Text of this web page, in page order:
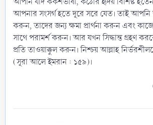
আপনার সংসর্গ হতে দূরে সরে যেত। তাই আপনি
করুন, তাদের জন্য ক্ষমা প্রার্থনা করুন এবং
সাথে পরামর্শ করুন। আর যখন সিদ্ধান্ত গ্রহণ
প্রতি তাওয়াক্কুল করুন। নিশ্চয় আল্লাহ
(সূরা আলে ইমরান : ১৫৯)।